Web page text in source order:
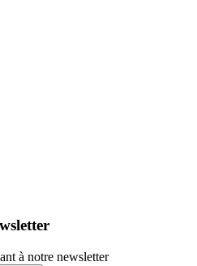
à notre newsletter